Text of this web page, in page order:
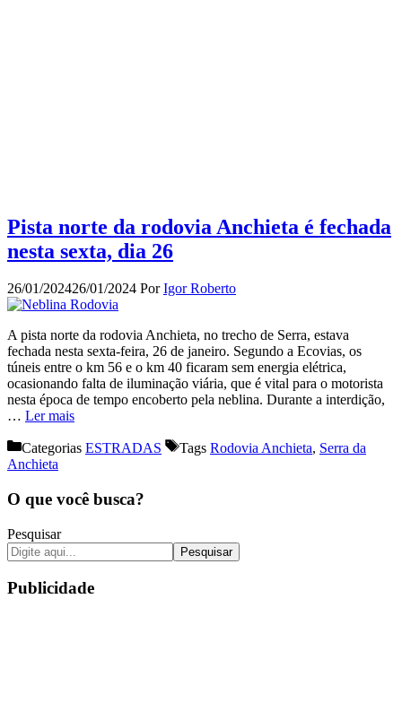
Pista norte da rodovia Anchieta é fechada
nesta sexta, dia 26
26/01/202426/01/2024 PorIgor Roberto
A pista norte da rodovia Anchieta, no trecho de Serra, estava
fechada nesta sexta-feira, 26 de janeiro. Segundo a Ecovias, os
túneis entre o km 56 e o km 40 ficaram sem energia elétrica,
ocasionando falta de iluminação viária, que é vital para o motorista
nesta época de tempo encoberto pela neblina. Durante a interdição,
… Ler mais
Categorias ESTRADAS Tags Rodovia Anchieta, Serra da
Anchieta
O que você busca?
Pesquisar
Pesquisar
Publicidade